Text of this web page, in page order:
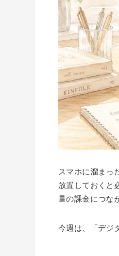
スマホに溜まっ
放置しておくと
量の課金につな
今週は、「デジ